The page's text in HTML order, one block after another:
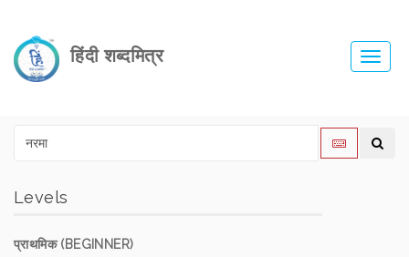
हिंदी शब्दमित्र
Levels
प्राथमिक (BEGINNER)